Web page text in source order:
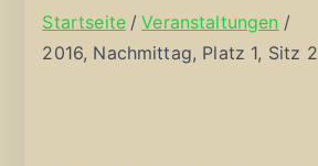
Startseite
Veranstaltungen
2016, Nachmittag, Platz 1, Sitz 2